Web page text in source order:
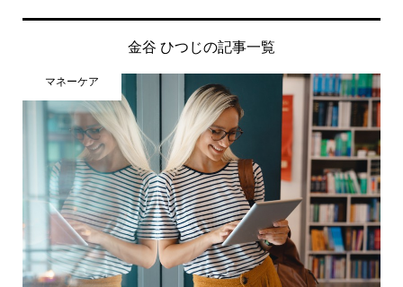
金谷 ひつじの記事一覧
マネーケア